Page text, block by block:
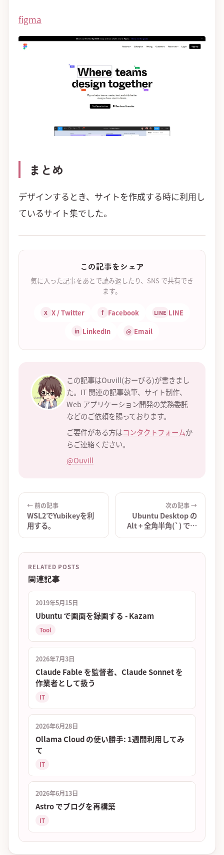
figma
まとめ
デザインするとき、サイトを作成する時に利用し
ているサイト集でした。
この記事をシェア
気に入った記事をあとで読み返したり、SNS で共有でき
ます。
X X / Twitter f Facebook LINE LINE
in LinkedIn @ Email
この記事はOuvill(おーびる)が書きまし
た。IT 関連の記事執筆、サイト制作、
Web アプリケーション開発の業務委託
などのご依頼を賜っております。
ご要件がある方はコンタクトフォームか
らご連絡ください。
@Ouvill
← 前の記事
WSL2でYubikeyを利
用する。
次の記事 →
Ubuntu Desktop の
Alt + 全角半角(`) で日
本語切り替えできるよ
ト]
RELATED POSTS
関連記事
2019年5月15日
Ubuntu で画面を録画する - Kazam
Tool
2026年7月3日
Claude Fable を監督者、Claude Sonnet を
作業者として扱う
IT
2026年6月28日
Ollama Cloud の使い勝手: 1週間利用してみ
て
IT
2026年6月13日
Astro でブログを再構築
IT